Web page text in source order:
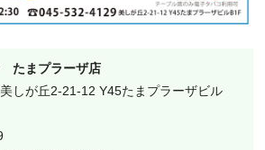
たまプラーザ店
しが丘2-21-12 Y45たまプラーザビル